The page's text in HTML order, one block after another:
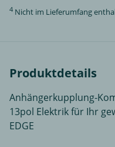
4 Nicht im Lieferumfang
Produktdetails
Anhängerkupplung-
13pol Elektrik für Ihr
EDGE